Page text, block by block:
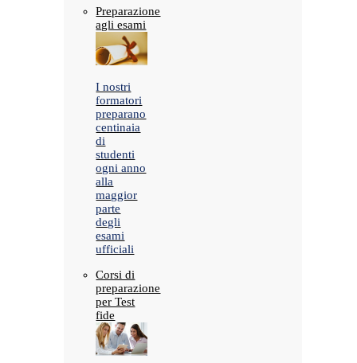
Preparazione
agli esami
I nostri
formatori
preparano
centinaia
di
studenti
ogni anno
alla
maggior
parte
degli
esami
ufficiali
Corsi di
preparazione
per Test
fide